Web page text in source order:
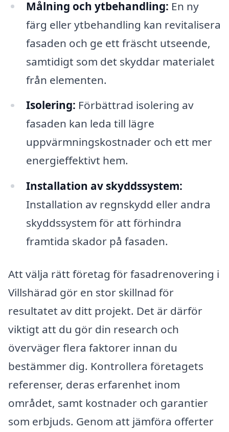
Målning och ytbehandling: En ny
färg eller ytbehandling kan revitalisera
fasaden och ge ett fräscht utseende,
samtidigt som det skyddar materialet
från elementen.
Isolering: Förbättrad isolering av
fasaden kan leda till lägre
uppvärmningskostnader och ett mer
energieffektivt hem.
Installation av skyddssystem:
Installation av regnskydd eller andra
skyddssystem för att förhindra
framtida skador på fasaden.
Att välja rätt företag för fasadrenovering i
Villshärad gör en stor skillnad för
resultatet av ditt projekt. Det är därför
viktigt att du gör din research och
överväger flera faktorer innan du
bestämmer dig. Kontrollera företagets
referenser, deras erfarenhet inom
området, samt kostnader och garantier
som erbjuds. Genom att jämföra offerter